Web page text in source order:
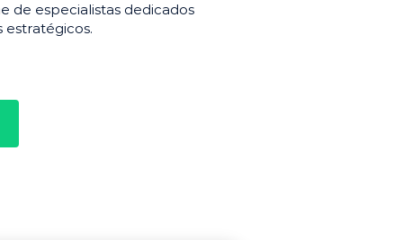
de especialistas dedicados
estratégicos.